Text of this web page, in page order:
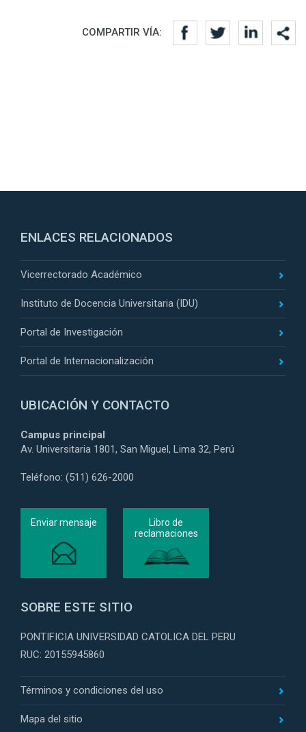
Redes sociales
COMPARTIR VÍA:
ENLACES RELACIONADOS
Vicerrectorado Académico
Instituto de Docencia Universitaria (IDU)
Portal de Investigación
Portal de Internacionalización
UBICACIÓN Y CONTACTO
Campus principal
Av. Universitaria 1801, San Miguel, Lima 32, Perú
Teléfono: (511) 626-2000
Enviar mensaje
Libro de
reclamaciones
SOBRE ESTE SITIO
PONTIFICIA UNIVERSIDAD CATOLICA DEL PERU
RUC: 20155945860
Términos y condiciones del uso
Mapa del sitio